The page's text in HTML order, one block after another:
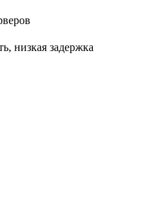
низкая задержка